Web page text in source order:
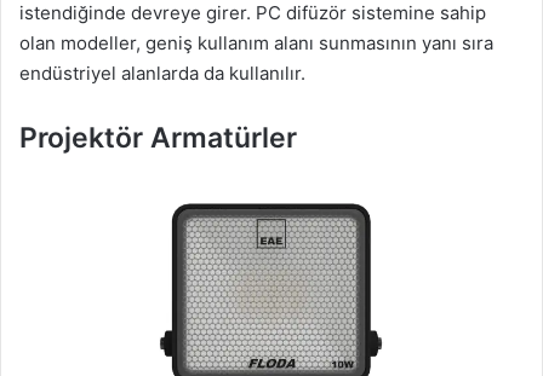
istendiğinde devreye girer. PC difüzör sistemine sahip
olan modeller, geniş kullanım alanı sunmasının yanı sıra
endüstriyel alanlarda da kullanılır.
Projektör Armatürler